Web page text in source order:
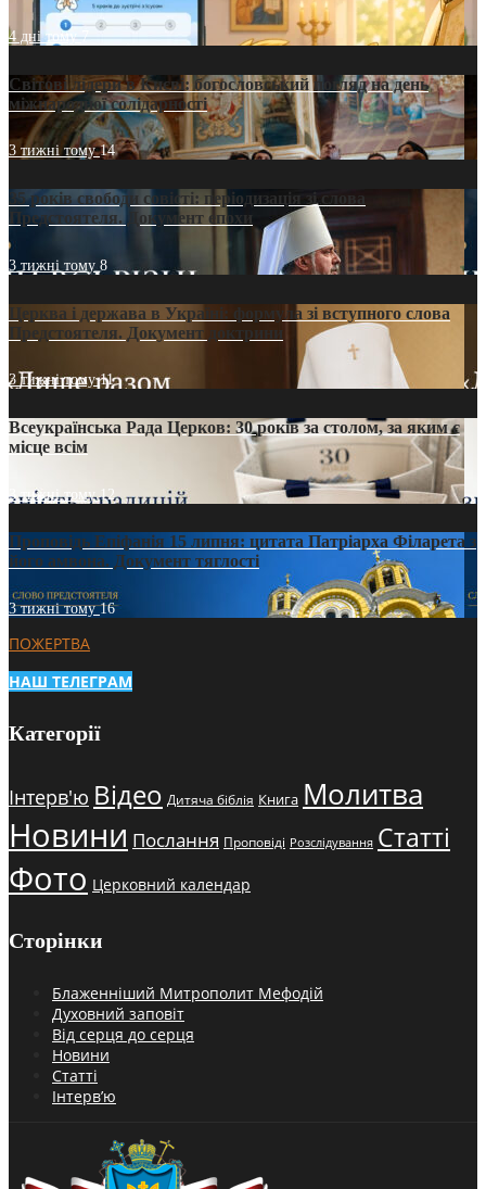
4 дні тому7
Світові лідери в Києві: богословський погляд на день
міжнародної солідарності
3 тижні тому14
35 років свободи совісті: періодизація зі слова
Предстоятеля. Документ епохи
3 тижні тому 8
Церква і держава в Україні: формула зі вступного слова
Предстоятеля. Документ доктрини
3 тижні тому11
Всеукраїнська Рада Церков: 30 років за столом, за яким є
місце всім
3 тижні тому12
Проповідь Епіфанія 15 липня: цитата Патріарха Філарета з
його амвона. Документ тяглості
3 тижні тому16
ПОЖЕРТВА
НАШ ТЕЛЕГРАМ
Категорії
Інтерв'ю Відео Дитяча біблія Книга Молитва
Новини Послання Проповіді Розслідування Статті
Фото Церковний календар
Сторінки
Блаженніший Митрополит Мефодій
Духовний заповіт
Від серця до серця
Новини
Статті
Інтерв’ю